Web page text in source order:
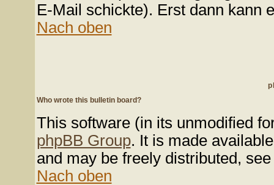
E-Mail schickte). Erst dann kann
Nach oben
Who wrote this bulletin board?
This software (in its unmodified
phpBB Group. It is made
and may be freely distributed,
Nach oben